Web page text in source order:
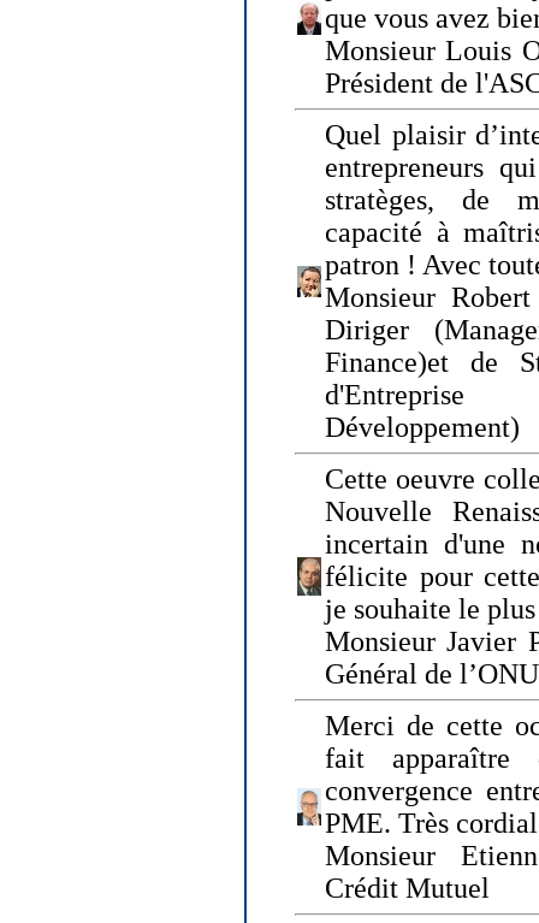
que vous avez
Monsieur Louis
Président de
Quel plaisir
entrepreneurs
stratèges, de
capacité à
patron ! Avec
Monsieur
Diriger
Finance)et de
Développement)
Cette oeuvre
Nouvelle
incertain d'une
félicite pour
je souhaite le
Monsieur Javier
Général de
Merci de cette
fait apparaître
convergence
PME. Très
Monsieur
Crédit Mutuel